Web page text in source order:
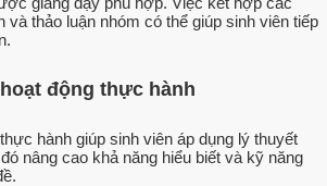
và thảo luận nhóm có thể giúp sinh viên tiếp
động thực hành
hành giúp sinh viên áp dụng lý thuyết
nâng cao khả năng hiểu biết và kỹ năng